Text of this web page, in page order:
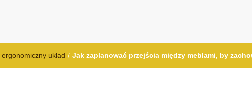
układ / Jak zaplanować przejścia między meblami, by